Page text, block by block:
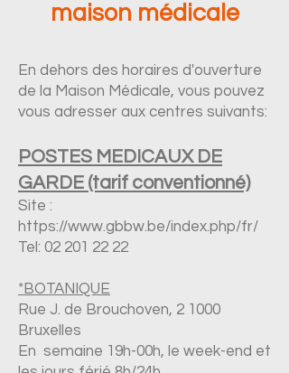
maison médicale
En dehors des horaires d'ouverture
de la Maison Médicale, vous pouvez
vous adresser aux centres suivants:
POSTES MEDICAUX DE
GARDE (tarif conventionné)
Site :
https://www.gbbw.be/index.php/fr/
Tel: 02 201 22 22
*BOTANIQUE
Rue J. de Brouchoven, 2 1000
Bruxelles
En semaine 19h-00h, le week-end et